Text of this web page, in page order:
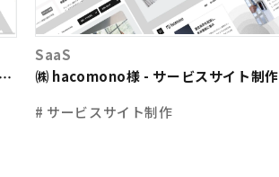
SaaS
㈱ hacomono様 - サービスサイト制作
# サービスサイト制作